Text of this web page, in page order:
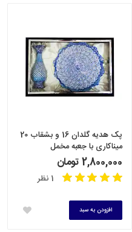
پک هدیه گلدان 16 و بشقاب 20
میناکاری با جعبه مخمل
2,800,000 تومان
1 نظر
افزودن به سبد